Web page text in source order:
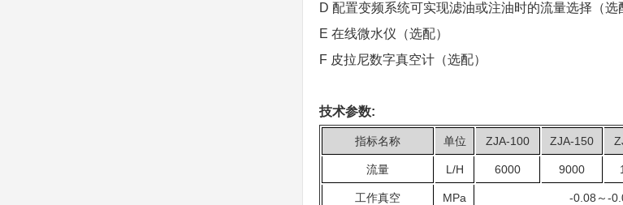
D 配置变频系统可实现滤油或注油时的流量选择（选
E 在线微水仪（选配）
F 皮拉尼数字真空计（选配）
技术参数:
指标名称 单位 ZJA-100 ZJA-150
流量 L/H 6000 9000
工作真空 MPa -0.08～-